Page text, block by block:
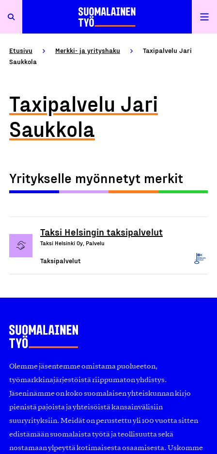
Etusivu Merkki- ja yrityshaku
Taxipalvelu Jari
Saukkola
Taxipalvelu Jari
Saukkola
Yritykselle myönnetyt merkit
Taksi Helsingin taksipalvelut
Taksi Helsinki Oy, Palvelu
Taksipalvelut
Olemme jäsentemme omistama puolueeton,
työmarkkinajärjestöistä riippumaton yhdistys.
Jäseninämme on koko suomalaisen yhteiskunnan kirjo
pienistä pajoista ja yhteisöistä kansainvälisiin
suuryrityksiin. Meidät on perustettu yli 100 vuotta sitten
edistämään suomalaista työtä ja teollisuutta sekä
nostamaan ylpeyttä kotimaisesta osaamisesta. Uskomme